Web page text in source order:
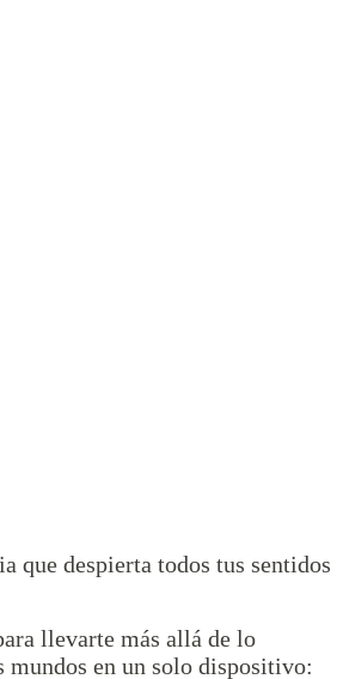
que despierta todos tus sentidos
llevarte más allá de lo
en un solo dispositivo: